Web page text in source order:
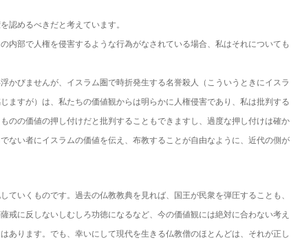
認めるべきだと考えています。
内部で人権を侵害するような行為がなされている場合、私はそれについても
かびませんが、イスラム圏で時折発生する名誉殺人（こういうときにイスラ
ますが）は、私たちの価値観からは明らかに人権侵害であり、私は批判する
のの価値の押し付けだと批判することもできますし、過度な押し付けは確か
ない者にイスラムの価値を伝え、布教することが自由なように、近代の側が
ていくものです。過去の仏教教典を見れば、国王が民衆を弾圧することも、
戒に反しないしむしろ功徳になるなど、今の価値観には絶対に合わない考え
あります。でも、幸いにして現代を生きる仏教僧のほとんどは、それが正し